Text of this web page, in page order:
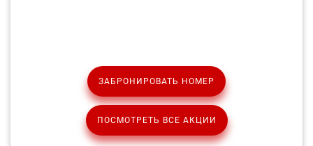
ЗАБРОНИРОВАТЬ НОМЕР
ПОСМОТРЕТЬ ВСЕ АКЦИИ